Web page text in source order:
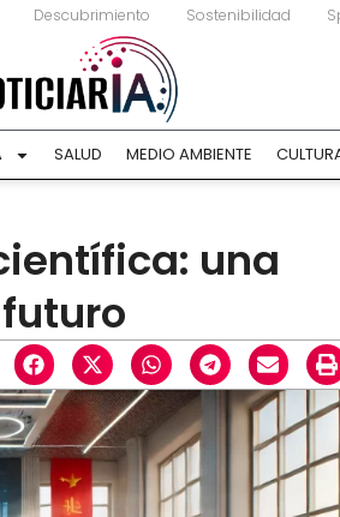
Descubrimiento Sostenibilidad
SALUD MEDIO AMBIENTE
una